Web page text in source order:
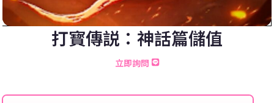
打寳傳説：神話篇儲值
立即詢問